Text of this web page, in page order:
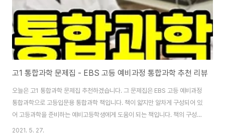
고1 통합과학 문제집 - EBS 고등 예비과정 통합과학 추천 리뷰
오늘은 고1 통합과학 문제집 추천하겠습니다. 그 문제집은 EBS 고등 예비과정
통합과학으로 고등입문용 통합과학 책입니다. 책이 얇지만 알차게 구성되어 있
어 고등과학을 준비하는 예비고등학생에게 도움이 되는 책입니다. 책의 구성은
핵심 개념 익히기, 탐구 활동, 교과서 개념 확인문제, 실력 향상 문제, 대단원 마
2021. 5. 27.